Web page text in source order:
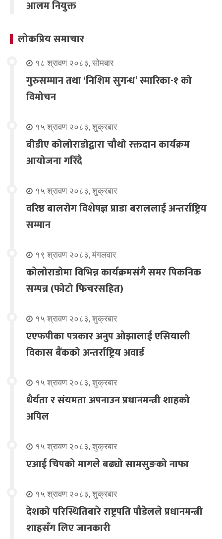
आलम नियुक्त
लोकप्रिय समाचार
१८ श्रावण २०८३, सोमबार
गुरुसम्मान तथा ‘निशिम सुगन्ध’ स्मारिका-१ को
विमोचन
१५ श्रावण २०८३, शुक्रबार
बीडीए कोलोराडोद्वारा चौथो रक्तदान कार्यक्रम
आयोजना गरिंदै
१५ श्रावण २०८३, शुक्रबार
वरिष्ठ बालरोग विशेषज्ञ प्राडा बराललाई अन्तर्राष्ट्रिय
सम्मान
१९ श्रावण २०८३, मंगलवार
कोलोराडोमा विभिन्न कार्यक्रमसंगै समर पिकनिक
सम्पन्न (फोटो फिचरसहित)
१५ श्रावण २०८३, शुक्रबार
एएफपीका पत्रकार अनुप ओझालाई एसियाली
विकास बैंकको अन्तर्राष्ट्रिय अवार्ड
१५ श्रावण २०८३, शुक्रबार
धैर्यता र संयमता अपनाउन प्रधानमन्त्री शाहको
अपिल
१५ श्रावण २०८३, शुक्रबार
एआई चिपको मागले बढ्यो सामसुङको नाफा
१५ श्रावण २०८३, शुक्रबार
देशको परिस्थितिबारे राष्ट्रपति पौडेलले प्रधानमन्त्री
शाहसँग लिए जानकारी